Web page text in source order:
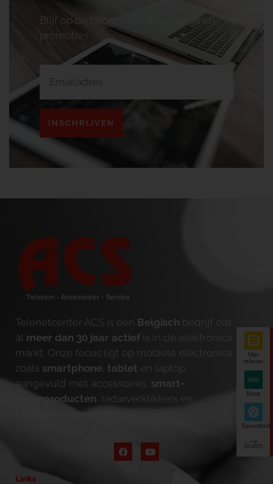
Blijf op de hoogte van onze acties en
promoties.
INSCHRIJVEN
Telenetcenter ACS is een Belgisch bedrijf dat
al meer dan 30 jaar actief is in de elektronica
markt. Onze focus ligt op mobiele electronica
zoals smartphone tablet en laptop,
aangevuld met accessoires, smart-
homeproducten , radarverklikkers en
bluetooth-speakers
Links
Mijn
telenet
Base
Speedtest